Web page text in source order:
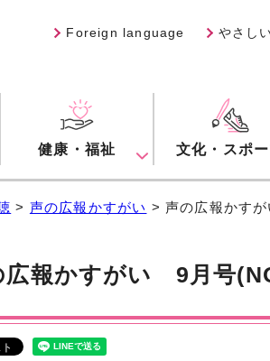
Foreign language やさし
健康・福祉 文化・スポ
> 声の広報かすがい > 声の広報かす
広報かすがい 9月号